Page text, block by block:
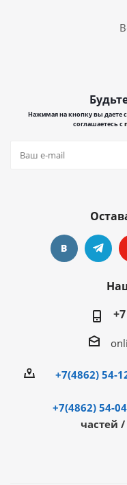
Нажимая на кнопку вы даете
соглашаетесь с
+7(4862) 54-
+7(4862) 54-
частей